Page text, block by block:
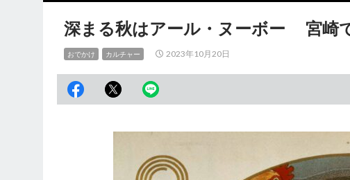
深まる秋はアール・ヌーボー 宮崎
おでかけ カルチャー 2023年10月20日